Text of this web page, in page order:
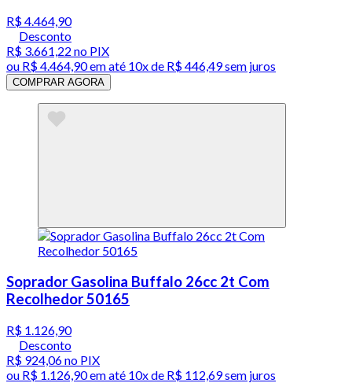
R$ 4.464,90
Desconto
R$ 3.661,22 no PIX
ou R$ 4.464,90em até 10x de R$ 446,49 sem juros
COMPRAR AGORA
Soprador Gasolina Buffalo 26cc 2t Com
Recolhedor 50165
R$ 1.126,90
Desconto
R$ 924,06no PIX
ou R$ 1.126,90em até 10x de R$ 112,69 sem juros